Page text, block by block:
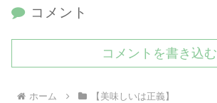
コメント
コメントを書き込む
ホーム 【美味しいは正義】